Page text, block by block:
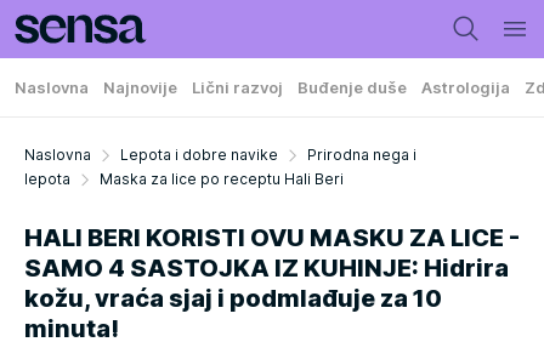
Naslovna Najnovije Lični razvoj Buđenje duše Astrologija
Naslovna Lepota i dobre navike
Prirodna nega i
lepota
Maska za lice po receptu Hali Beri
HALI BERI KORISTI OVU MASKU ZA LICE -
SAMO 4 SASTOJKA IZ KUHINJE: Hidrira
kožu, vraća sjaj i podmlađuje za 10
minuta!